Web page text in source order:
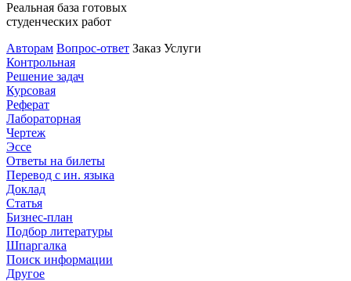
Реальная база готовых
студенческих работ
Авторам Вопрос-ответ Заказ Услуги
Контрольная
Решение задач
Курсовая
Реферат
Лабораторная
Чертеж
Эссе
Ответы на билеты
Перевод с ин. языка
Доклад
Статья
Бизнес-план
Подбор литературы
Шпаргалка
Поиск информации
Другое